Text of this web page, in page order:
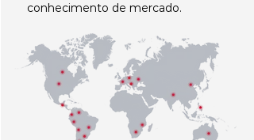
conhecimento de mercado.